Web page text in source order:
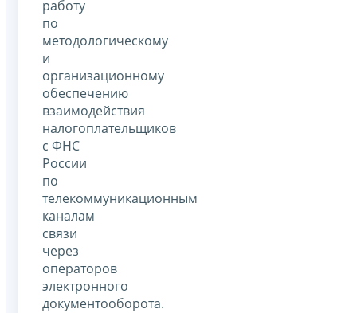
работу
по
методологическому
и
организационному
обеспечению
взаимодействия
налогоплательщиков
с ФНС
России
по
телекоммуникационным
каналам
связи
через
операторов
электронного
документооборота.